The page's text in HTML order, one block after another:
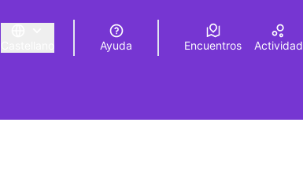
Triar la llengua Elegir el idioma Choose language
Ayuda Encuentros Actividad